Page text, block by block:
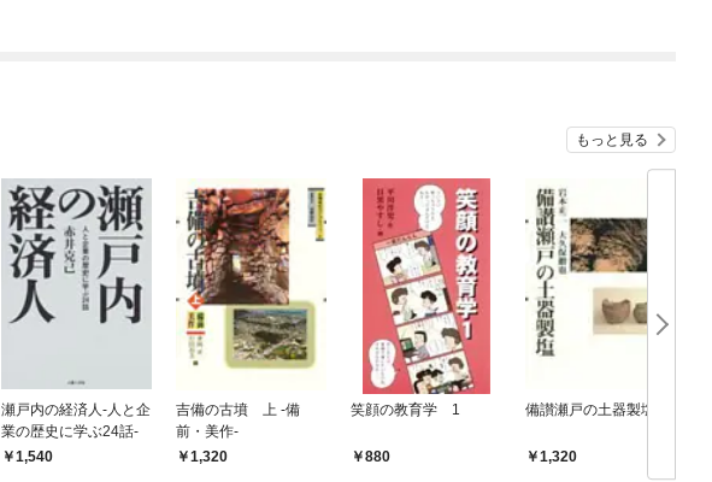
もっと見る
瀬戸内の経済人-人と企
業の歴史に学ぶ24話-
1,540
吉備の古墳 上 -備
前・美作-
1,320
笑顔の教育学 1
880
備讃瀬戸の土器製塩
1,320